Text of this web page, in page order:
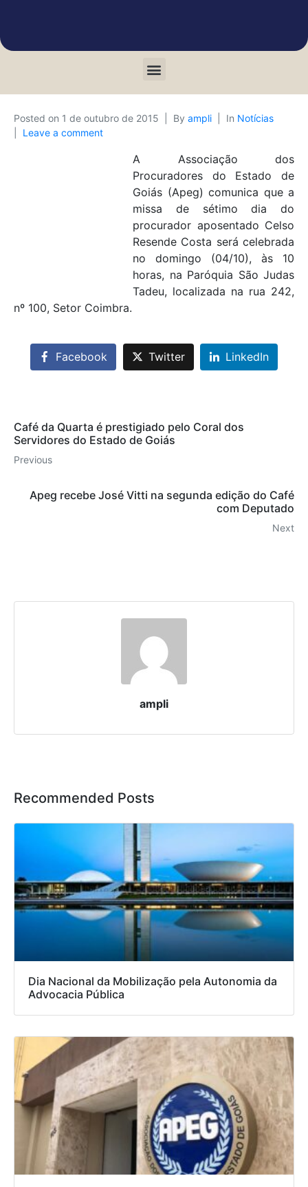
Posted on 1 de outubro de 2015 By ampli In Notícias
Leave a comment
A Associação dos
Procuradores do Estado de
Goiás (Apeg) comunica que a
missa de sétimo dia do
procurador aposentado Celso
Resende Costa será celebrada
no domingo (04/10), às 10
horas, na Paróquia São Judas
Tadeu, localizada na rua 242,
nº 100, Setor Coimbra.
Facebook Twitter LinkedIn
Café da Quarta é prestigiado pelo Coral dos
Servidores do Estado de Goiás
Previous
Apeg recebe José Vitti na segunda edição do Café
com Deputado
Next
ampli
Recommended Posts
Dia Nacional da Mobilização pela Autonomia da
Advocacia Pública